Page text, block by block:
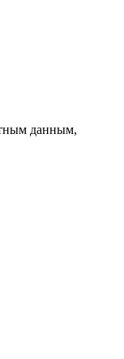
данным,